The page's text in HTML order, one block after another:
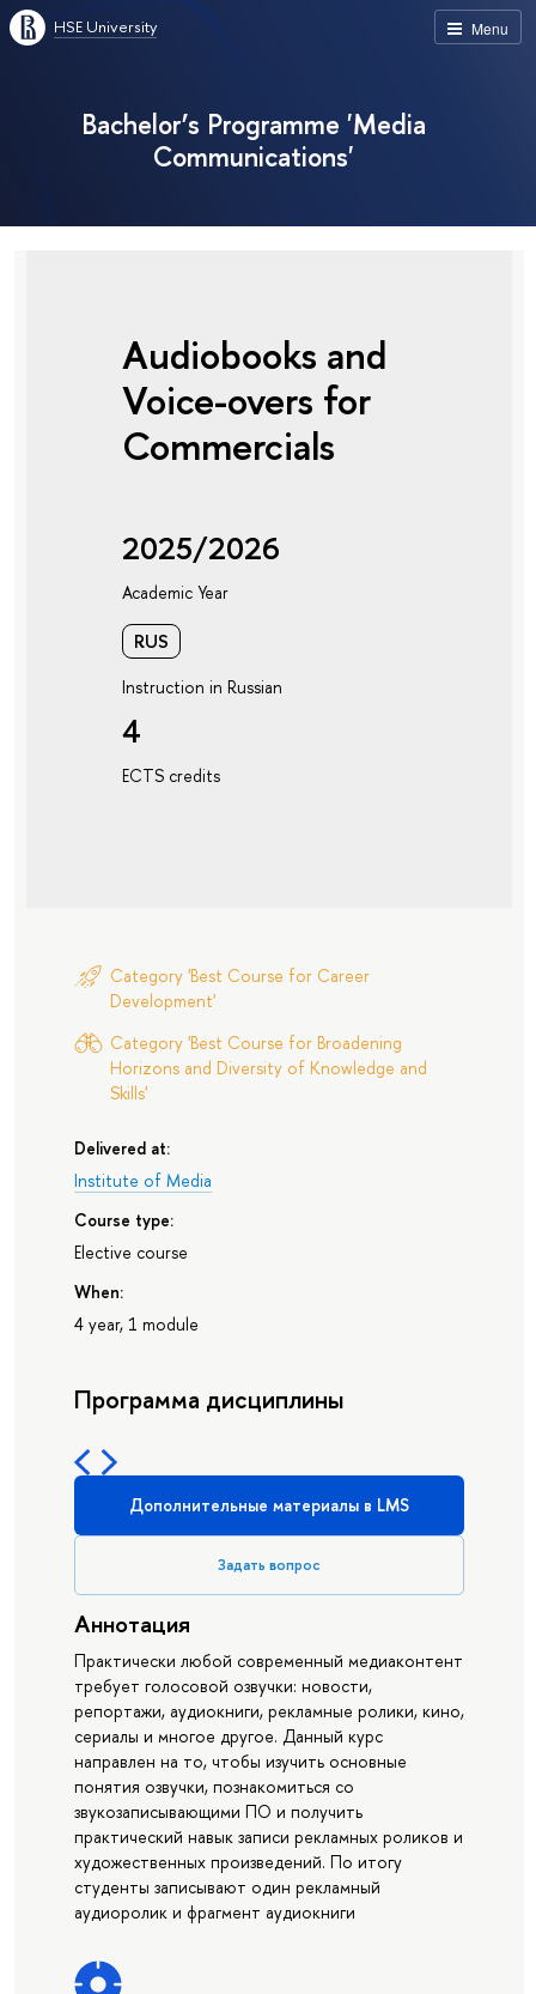
Menu
HSE University
Bachelor’s Programme 'Media
Communications'
Audiobooks and
Voice-overs for
Commercials
2025/2026
Academic Year
RUS
Instruction in Russian
4
ECTS credits
Category 'Best Course for Career
Development'
Category 'Best Course for Broadening
Horizons and Diversity of Knowledge and
Skills'
Delivered at:
Institute of Media
Course type:
Elective course
When:
4 year, 1 module
Программа дисциплины
Дополнительные материалы в LMS
Задать вопрос
Аннотация
Практически любой современный медиаконтент
требует голосовой озвучки: новости,
репортажи, аудиокниги, рекламные ролики, кино,
сериалы и многое другое. Данный курс
направлен на то, чтобы изучить основные
понятия озвучки, познакомиться со
звукозаписывающими ПО и получить
практический навык записи рекламных роликов и
художественных произведений. По итогу
студенты записывают один рекламный
аудиоролик и фрагмент аудиокниги